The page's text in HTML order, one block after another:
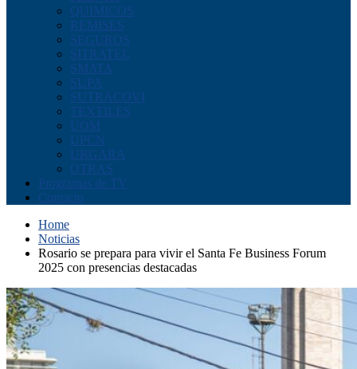
QUIMICOS
REMISES
SEGUROS
SITRATEL
SMATA
SUPA
SUTRACOVI
TEXTILES
UOM
UPCN
URGARA
OTRAS
Programas de TV
Contacto
Home
Noticias
Rosario se prepara para vivir el Santa Fe Business Forum
2025 con presencias destacadas